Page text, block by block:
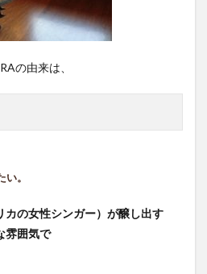
の由来は、
。
カの女性シンガー）が醸し出す
雰囲気で